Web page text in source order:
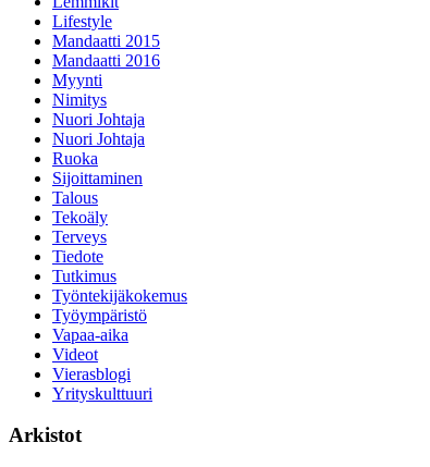
Lifestyle
Mandaatti 2015
Mandaatti 2016
Myynti
Nimitys
Nuori Johtaja
Nuori Johtaja
Ruoka
Sijoittaminen
Talous
Tekoäly
Terveys
Tiedote
Tutkimus
Työntekijäkokemus
Työympäristö
Vapaa-aika
Videot
Vierasblogi
Yrityskulttuuri
Arkistot